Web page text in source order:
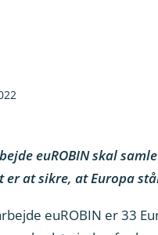
euROBIN skal
at sikre, at Europa
euROBIN er 33